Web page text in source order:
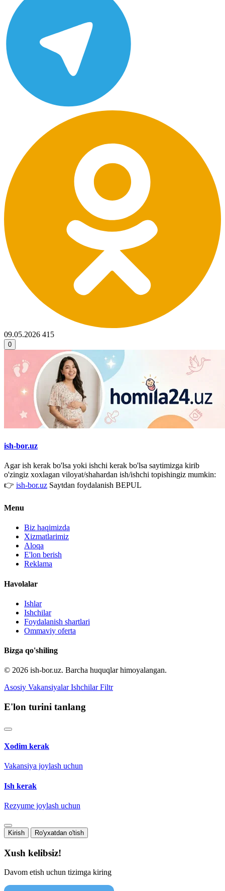
09.05.2026 415
0
ish-bor.uz
Agar ish kerak bo'lsa yoki ishchi kerak bo'lsa saytimizga kirib
o'zingiz xoxlagan viloyat/shahardan ish/ishchi topishingiz mumkin:
👉 ish-bor.uz Saytdan foydalanish BEPUL
Menu
Biz haqimizda
Xizmatlarimiz
Aloqa
E'lon berish
Reklama
Havolalar
Ishlar
Ishchilar
Foydalanish shartlari
Ommaviy oferta
Bizga qo'shiling
© 2026 ish-bor.uz. Barcha huquqlar himoyalangan.
Asosiy Vakansiyalar Ishchilar Filtr
E'lon turini tanlang
Xodim kerak
Vakansiya joylash uchun
Ish kerak
Rezyume joylash uchun
Kirish Ro'yxatdan o'tish
Xush kelibsiz!
Davom etish uchun tizimga kiring